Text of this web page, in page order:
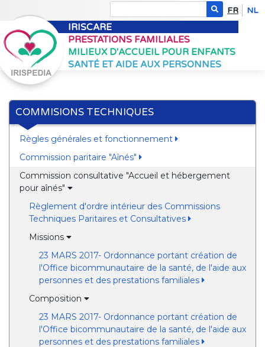
FR NL
IRISCARE
PRESTATIONS FAMILIALES
MILIEUX D'ACCUEIL POUR ENFANTS
SANTÉ ET AIDE AUX PERSONNES
COMMISIONS TECHNIQUES
Règles générales et fonctionnement
Commission paritaire "Aînés"
Commission consultative "Accueil et hébergement
pour aînés"
Règlement d'ordre intérieur des Commissions
Techniques Paritaires et Consultatives
Missions
23 MARS 2017- Ordonnance portant création de
l'Office bicommunautaire de la santé, de l'aide aux
personnes et des prestations familiales
Composition
23 MARS 2017- Ordonnance portant création de
l'Office bicommunautaire de la santé, de l'aide aux
personnes et des prestations familiales